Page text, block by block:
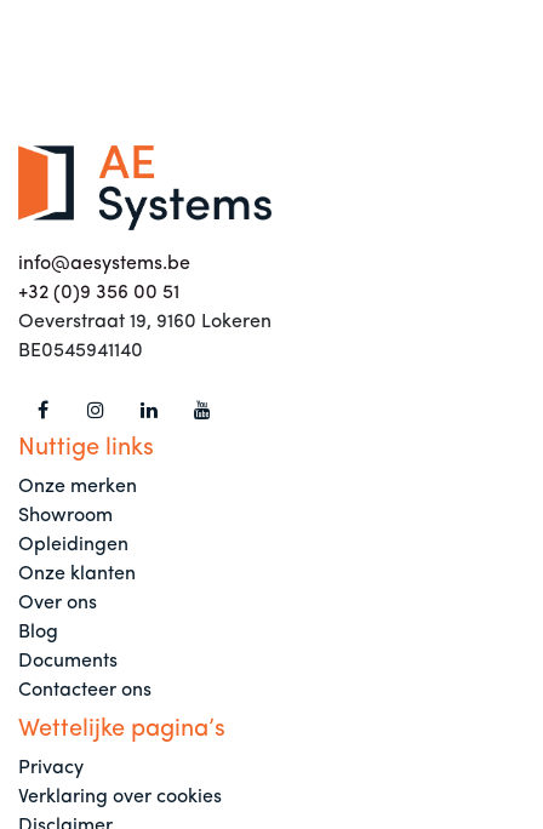
info@aesystems.be
+32 (0)9 356 00 51
Oeverstraat 19, 9160 Lokeren
BE0545941140
Nuttige links
Onze merken
Showroom
Opleidingen
Onze klanten
Over ons
Blog
Documents
Contacteer ons
Wettelijke pagina’s
Privacy
Verklaring over cookies